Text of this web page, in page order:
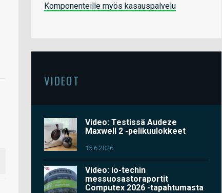
Komponenteille myös kasauspalvelu
VIDEOT
Video: Testissä Audeze
Maxwell 2 -pelikuulokkeet
15.6.2026
Video: io-techin
messuosastoraportit
Computex 2026 -tapahtumasta